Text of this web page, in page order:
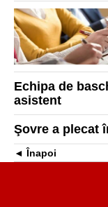
Echipa de
asistent
Şovre a plecat
Înapoi